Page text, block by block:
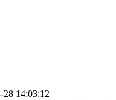
14:03:12